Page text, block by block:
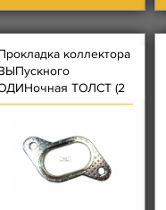
коллектора
ТОЛСТ (2
отв)
50, 5143.10-80